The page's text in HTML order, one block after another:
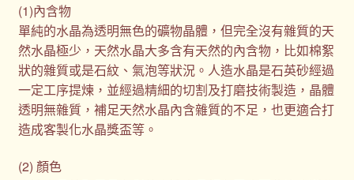
(1)內含物
單純的水晶為透明無色的礦物晶體，但完全沒有雜質的天
然水晶極少，天然水晶大多含有天然的內含物，比如棉絮
狀的雜質或是石紋、氣泡等狀況。人造水晶是石英砂經過
一定工序提煉，並經過精細的切割及打磨技術製造，晶體
透明無雜質，補足天然水晶內含雜質的不足，也更適合打
造成客製化水晶獎盃等。
(2) 顏色